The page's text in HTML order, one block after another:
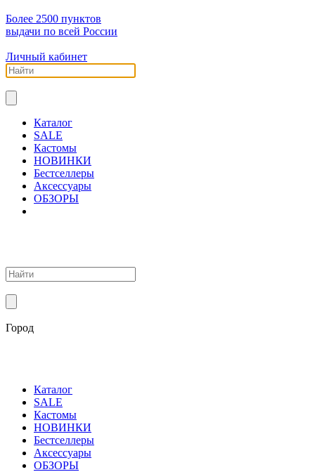
Более 2500 пунктов
выдачи по всей России
Личный кабинет
Каталог
SALE
Кастомы
НОВИНКИ
Бестселлеры
Аксессуары
ОБЗОРЫ
Город
Каталог
SALE
Кастомы
НОВИНКИ
Бестселлеры
Аксессуары
ОБЗОРЫ